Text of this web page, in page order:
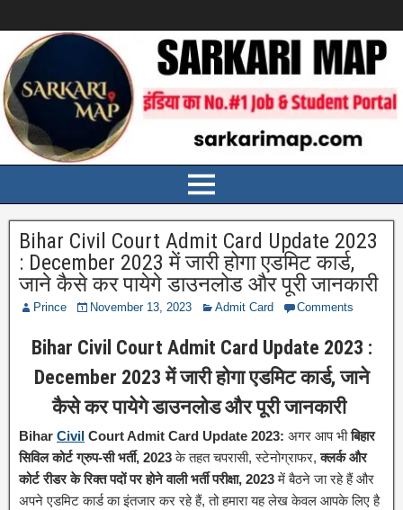
Bihar Civil Court Admit Card Update 2023
: December 2023 में जारी होगा एडमिट कार्ड,
जाने कैसे कर पायेगे डाउनलोड और पूरी जानकारी
Prince November 13, 2023 Admit Card Comments
Bihar Civil Court Admit Card Update 2023 :
December 2023 में जारी होगा एडमिट कार्ड, जाने
कैसे कर पायेगे डाउनलोड और पूरी जानकारी
Bihar Civil Court Admit Card Update 2023: अगर आप भीबिहार
सिविल कोर्ट ग्रुप-सी भर्ती, 2023के तहत चपरासी, स्टेनोग्राफर,क्लर्क और
कोर्ट रीडर के रिक्त पदों पर होने वाली भर्ती परीक्षा, 2023में बैठने जा रहे हैं और
अपने एडमिट कार्ड का इंतजार कर रहे हैं, तो हमारा यह लेख केवल आपके लिए है